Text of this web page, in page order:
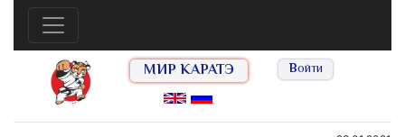
МИР КАРАТЭ Войти